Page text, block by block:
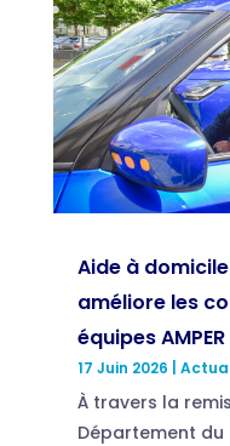
Aide à
améliore les
équipes AMPER
17 Juin 2026
À travers la
Département